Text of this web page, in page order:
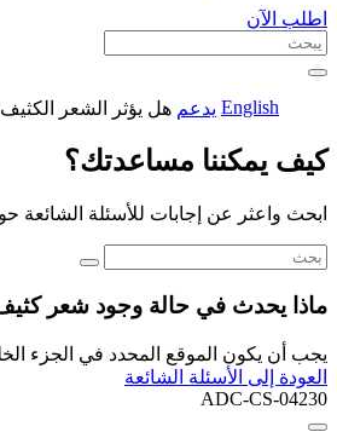
اطلب الآن
English يدعم هل يؤثر الشعر
كيف يمكننا مساعدتك؟
ابحث واعثر عن إجابات للأسئلة الشائعة
ماذا يحدث في حالة وجود شعر
يجب أن يكون الموقع المحدد في الجزء
العودة إلى الأسئلة الشائعة
ADC-CS-04230